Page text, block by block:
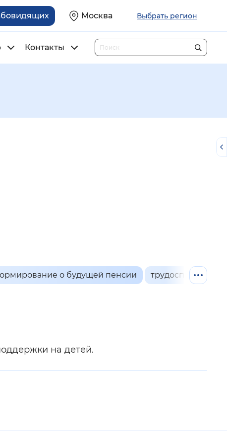
Москва Выбрать регион
Контакты
фон
о будущей пенсии трудоспособное
.
на детей.